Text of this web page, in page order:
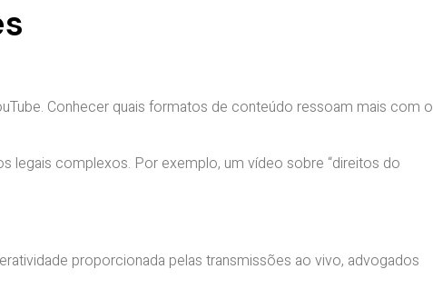
Conhecer quais formatos de conteúdo ressoam mais com o
legais complexos. Por exemplo, um vídeo sobre “direitos do
proporcionada pelas transmissões ao vivo, advogados